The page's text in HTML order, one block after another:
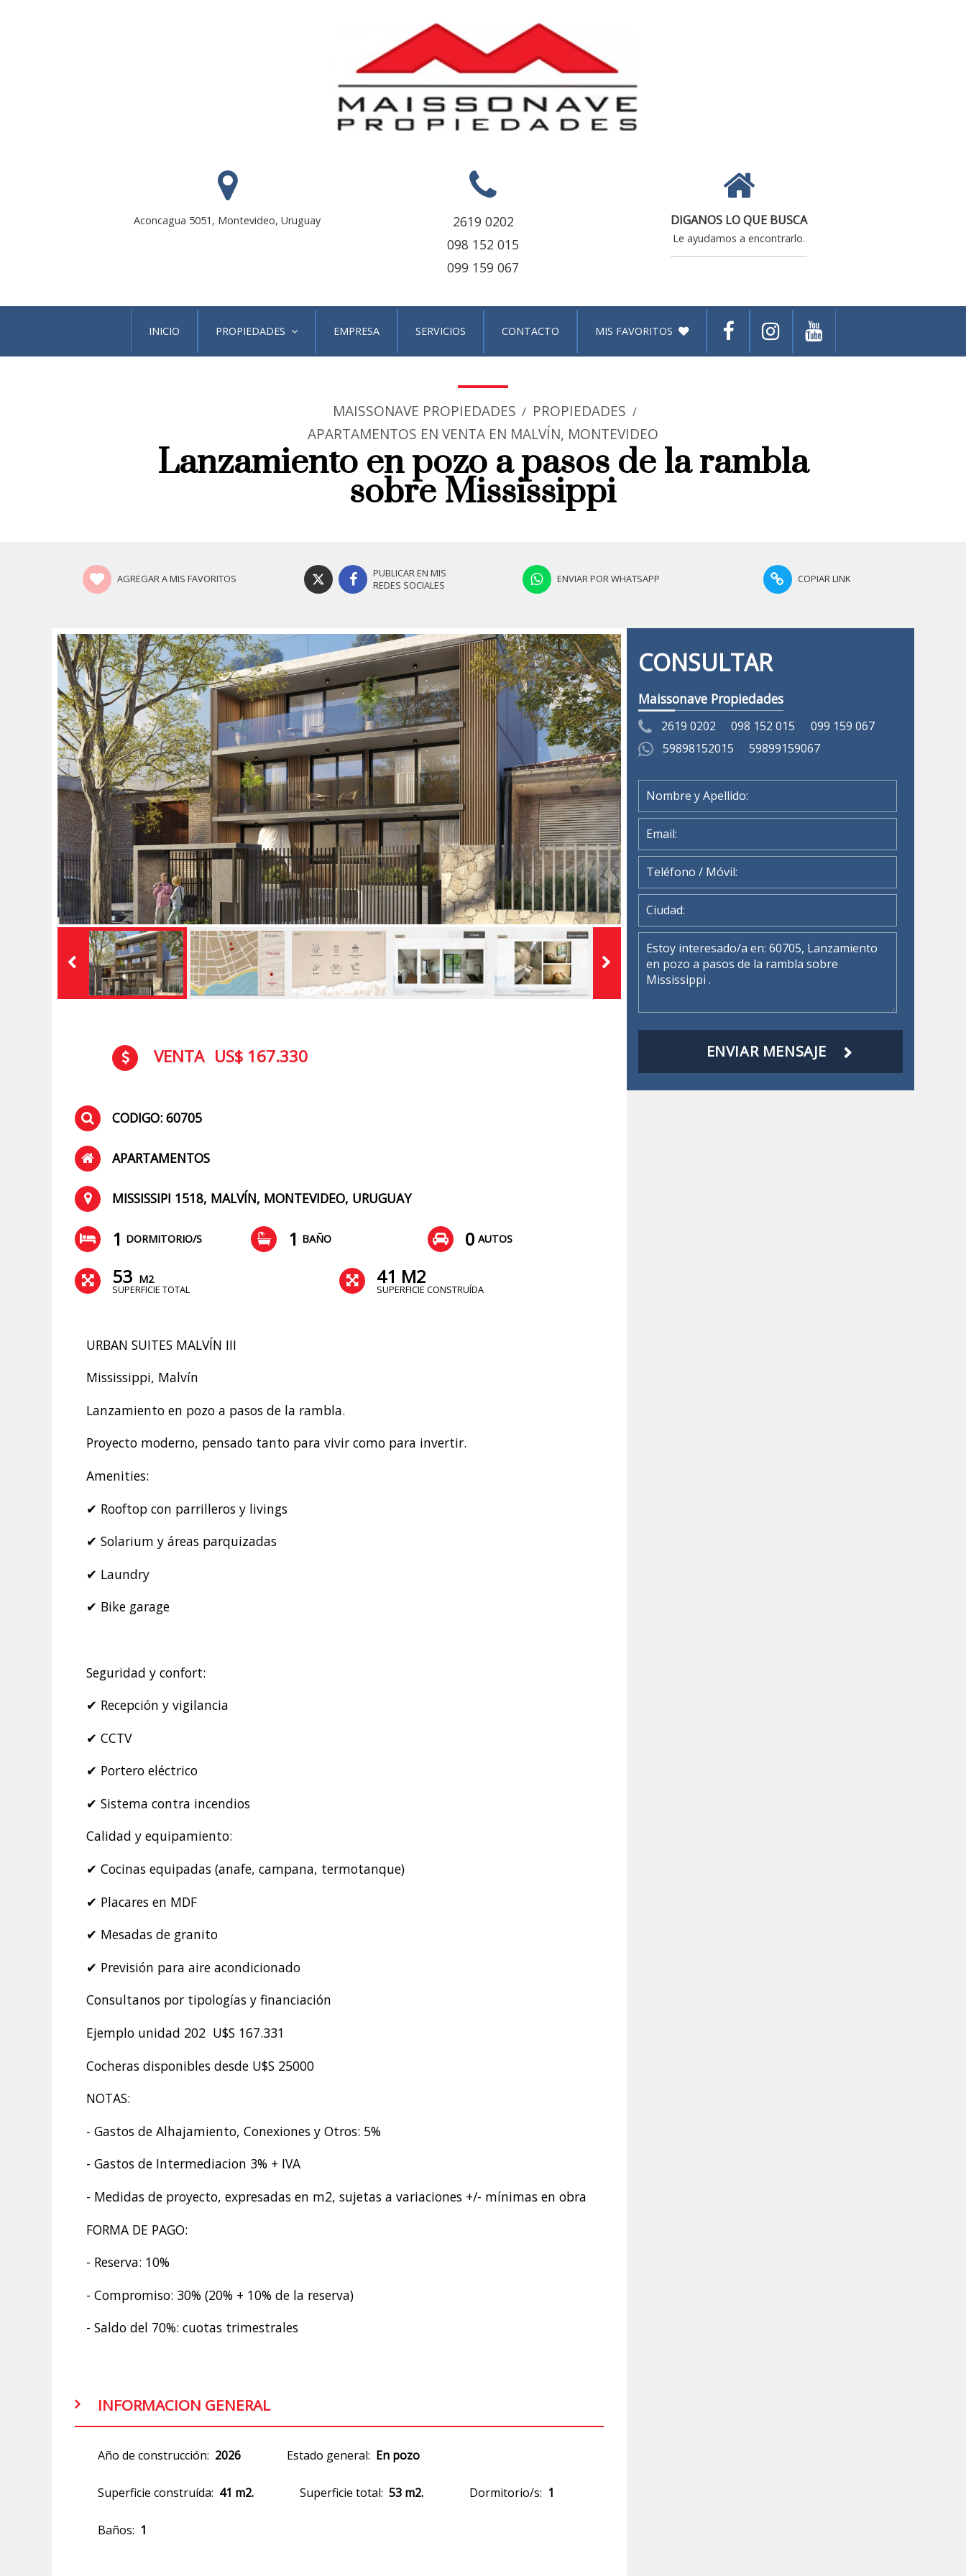
Aconcagua 5051, Montevideo, Uruguay
2619 0202
098 152 015
099 159 067
DIGANOS LO QUE BUSCA
Le ayudamos a encontrarlo.
INICIO PROPIEDADES EMPRESA SERVICIOS CONTACTO MIS FAVORITOS
MAISSONAVE PROPIEDADES / PROPIEDADES /
APARTAMENTOS EN VENTA EN MALVÍN, MONTEVIDEO
Lanzamiento en pozo a pasos de la rambla
sobre Mississippi
AGREGAR A MIS FAVORITOS
PUBLICAR EN MIS
REDES SOCIALES
ENVIAR POR WHATSAPP COPIAR LINK
VENTA US$ 167.330
CODIGO: 60705
APARTAMENTOS
MISSISSIPI 1518, MALVÍN, MONTEVIDEO, URUGUAY
1 DORMITORIO/S 1 BAÑO 0 AUTOS
53 M2
SUPERFICIE TOTAL
41 M2
SUPERFICIE CONSTRUÍDA
URBAN SUITES MALVÍN III
Mississippi, Malvín
Lanzamiento en pozo a pasos de la rambla.
Proyecto moderno, pensado tanto para vivir como para invertir.
Amenities:
✔ Rooftop con parrilleros y livings
✔ Solarium y áreas parquizadas
✔ Laundry
✔ Bike garage
Seguridad y confort:
✔ Recepción y vigilancia
✔ CCTV
✔ Portero eléctrico
✔ Sistema contra incendios
Calidad y equipamiento:
✔ Cocinas equipadas (anafe, campana, termotanque)
✔ Placares en MDF
✔ Mesadas de granito
✔ Previsión para aire acondicionado
Consultanos por tipologías y financiación
Ejemplo unidad 202 U$S 167.331
Cocheras disponibles desde U$S 25000
NOTAS:
- Gastos de Alhajamiento, Conexiones y Otros: 5%
- Gastos de Intermediacion 3% + IVA
- Medidas de proyecto, expresadas en m2, sujetas a variaciones +/- mínimas en obra
FORMA DE PAGO:
- Reserva: 10%
- Compromiso: 30% (20% + 10% de la reserva)
- Saldo del 70%: cuotas trimestrales
INFORMACION GENERAL
Año de construcción: 2026 Estado general: En pozo
Superficie construída: 41 m2. Superficie total: 53 m2. Dormitorio/s: 1
Baños: 1
CONSULTAR
Maissonave Propiedades
2619 0202 098 152 015
099 159 067
59898152015
59899159067
ENVIAR MENSAJE